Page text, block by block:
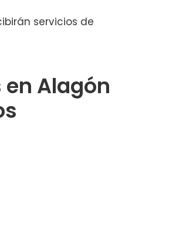
servicios de
Alagón